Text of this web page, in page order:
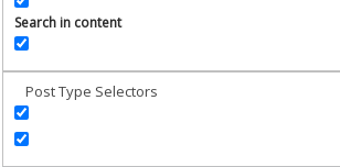
Search in content
Post Type Selectors